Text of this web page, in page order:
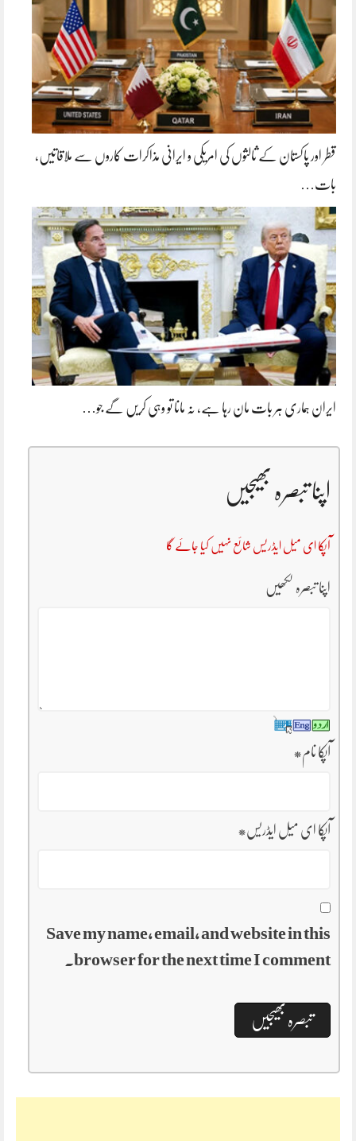
قطر اور پاکستان کے ثالثوں کی امریکی و ایرانی مذاکرات کاروں سے ملاقاتیں،
بات…
ایران ہماری ہر بات مان رہا ہے، نہ مانا تو وہی کریں گے جو…
اپنا تبصرہ بھیجیں
آپکا ای میل ایڈریس شائع نہیں کیا جائے گا
اپنا تبصرہ لکھیں
آپکا نام*
آپکا ای میل ایڈریس*
Save my name, email, and website in this
browser for the next time I comment.